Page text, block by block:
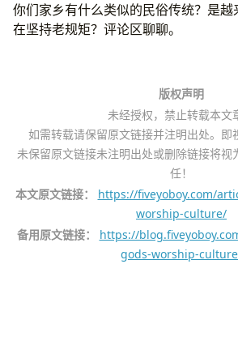
你们家乡有什么类似的民俗传统？是
在坚持老规矩？评论区聊聊。
版权声明
未经授权，禁止转载本文
如需转载请保留原文链接并注明出处。即
未保留原文链接未注明出处或删除链接将视
任！
本文原文链接：
https://fiveyoboy.com/
worship-culture/
备用原文链接：
https://
gods-worship-